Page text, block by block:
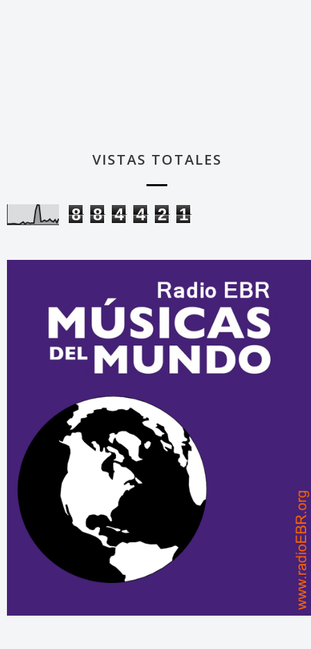
VISTAS TOTALES
8 8 4 4 2 1